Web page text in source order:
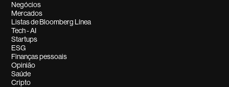
Negócios
Mercados
Listas de Bloomberg Línea
Tech - AI
Startups
ESG
Finanças pessoais
Opinião
Saúde
Cripto